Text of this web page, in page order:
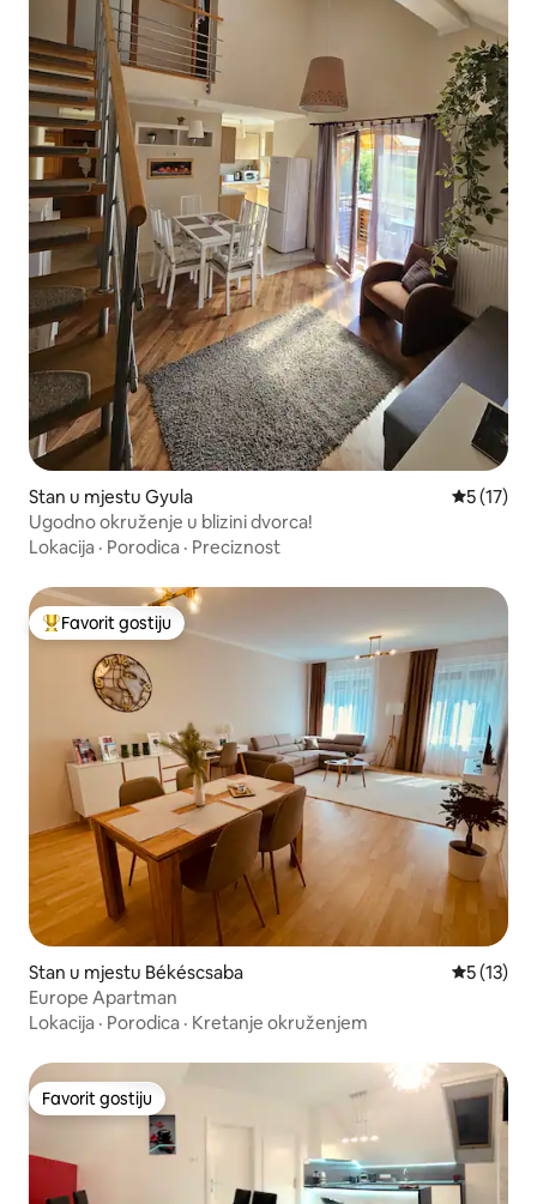
Stan u mjestu Gyula Prosječna
5 (17)
Ugodno okruženje u blizini dvorca!
Lokacija · Porodica · Preciznost
Glavni favorit gostiju
Favorit gostiju
Stan u mjestu Békéscsaba Prosječna
5 (13)
Europe Apartman
Lokacija · Porodica · Kretanje okruženjem
Favorit gostiju
Favorit gostiju